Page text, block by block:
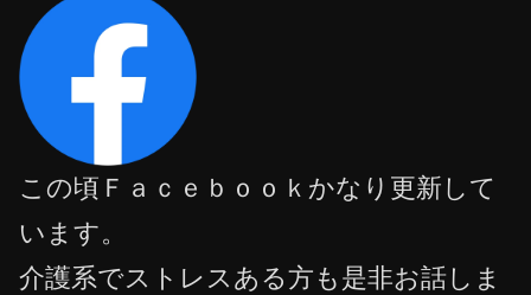
この頃Ｆａｃｅｂｏｏｋかなり更新して
います。
介護系でストレスある方も是非お話しま